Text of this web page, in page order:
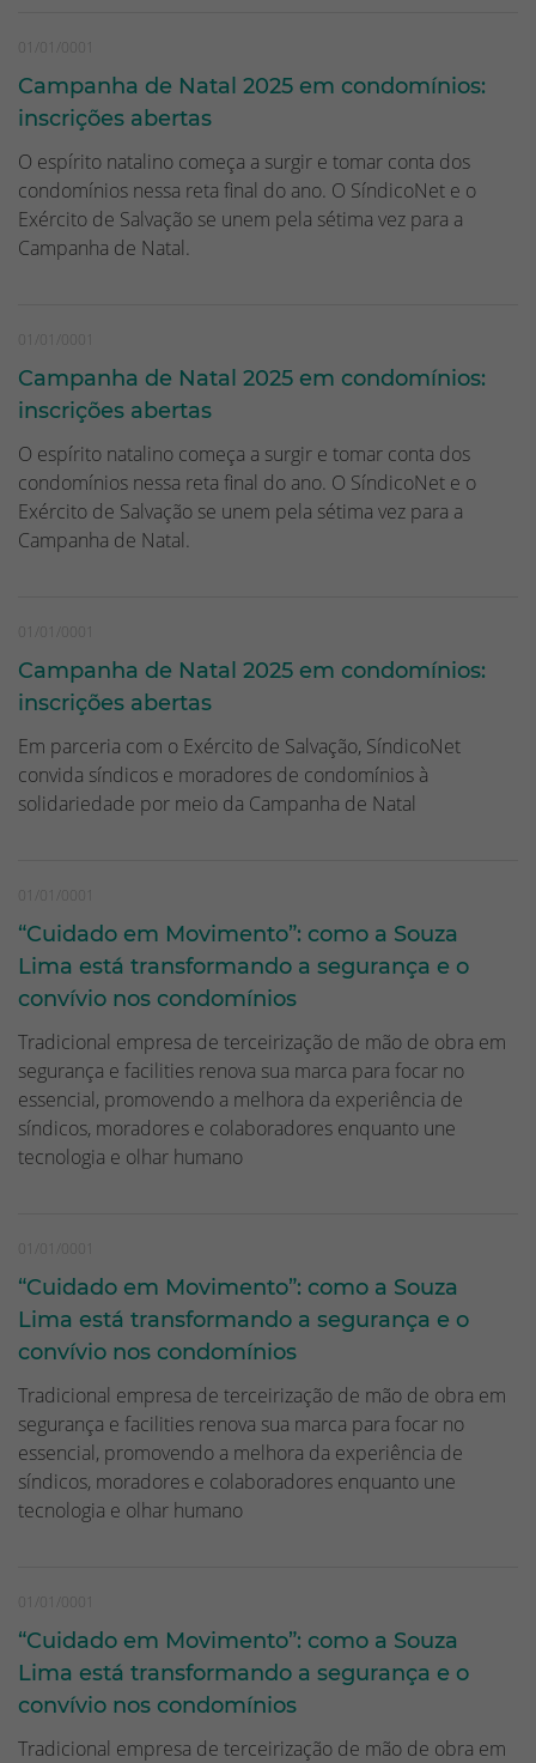
01/01/0001
Campanha de Natal 2025 em condomínios:
inscrições abertas
O espírito natalino começa a surgir e tomar conta dos
condomínios nessa reta final do ano. O SíndicoNet e o
Exército de Salvação se unem pela sétima vez para a
Campanha de Natal.
01/01/0001
Campanha de Natal 2025 em condomínios:
inscrições abertas
O espírito natalino começa a surgir e tomar conta dos
condomínios nessa reta final do ano. O SíndicoNet e o
Exército de Salvação se unem pela sétima vez para a
Campanha de Natal.
01/01/0001
Campanha de Natal 2025 em condomínios:
inscrições abertas
Em parceria com o Exército de Salvação, SíndicoNet
convida síndicos e moradores de condomínios à
solidariedade por meio da Campanha de Natal
01/01/0001
“Cuidado em Movimento”: como a Souza
Lima está transformando a segurança e o
convívio nos condomínios
Tradicional empresa de terceirização de mão de obra em
segurança e facilities renova sua marca para focar no
essencial, promovendo a melhora da experiência de
síndicos, moradores e colaboradores enquanto une
tecnologia e olhar humano
01/01/0001
“Cuidado em Movimento”: como a Souza
Lima está transformando a segurança e o
convívio nos condomínios
Tradicional empresa de terceirização de mão de obra em
segurança e facilities renova sua marca para focar no
essencial, promovendo a melhora da experiência de
síndicos, moradores e colaboradores enquanto une
tecnologia e olhar humano
01/01/0001
“Cuidado em Movimento”: como a Souza
Lima está transformando a segurança e o
convívio nos condomínios
Tradicional empresa de terceirização de mão de obra em